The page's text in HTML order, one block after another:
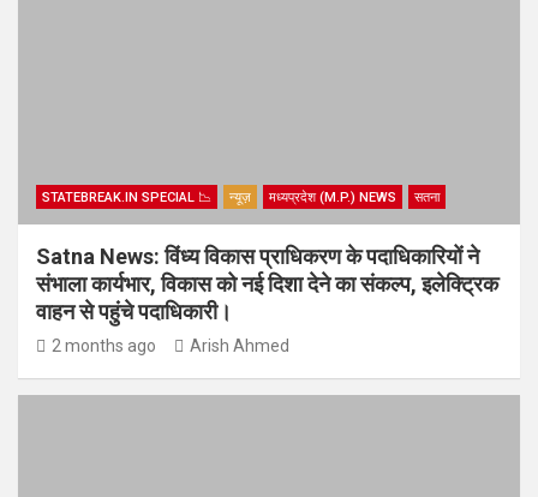
STATEBREAK.IN SPECIAL 📉 न्यूज़ मध्यप्रदेश (M.P.) NEWS सतना
Satna News: विंध्य विकास प्राधिकरण के पदाधिकारियों ने
संभाला कार्यभार, विकास को नई दिशा देने का संकल्प, इलेक्ट्रिक
वाहन से पहुंचे पदाधिकारी।
2 months ago Arish Ahmed